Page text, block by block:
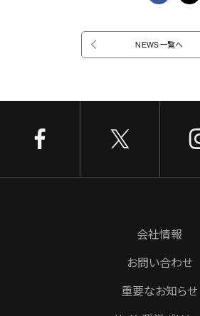
NEWS一覧へ
会社情報
お問い合わせ
重要なお知らせ